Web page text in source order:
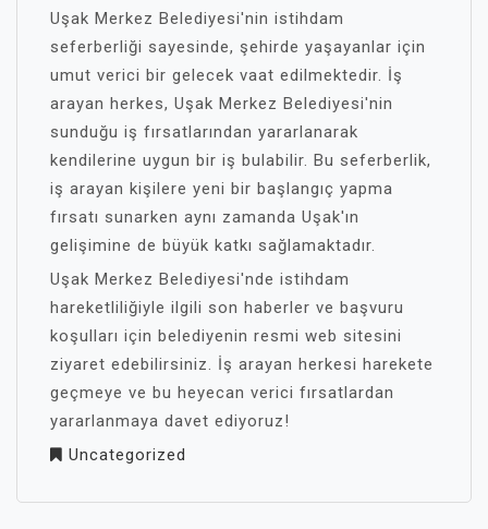
Uşak Merkez Belediyesi'nin istihdam
seferberliği sayesinde, şehirde yaşayanlar için
umut verici bir gelecek vaat edilmektedir. İş
arayan herkes, Uşak Merkez Belediyesi'nin
sunduğu iş fırsatlarından yararlanarak
kendilerine uygun bir iş bulabilir. Bu seferberlik,
iş arayan kişilere yeni bir başlangıç yapma
fırsatı sunarken aynı zamanda Uşak'ın
gelişimine de büyük katkı sağlamaktadır.
Uşak Merkez Belediyesi'nde istihdam
hareketliliğiyle ilgili son haberler ve başvuru
koşulları için belediyenin resmi web sitesini
ziyaret edebilirsiniz. İş arayan herkesi harekete
geçmeye ve bu heyecan verici fırsatlardan
yararlanmaya davet ediyoruz!
Uncategorized